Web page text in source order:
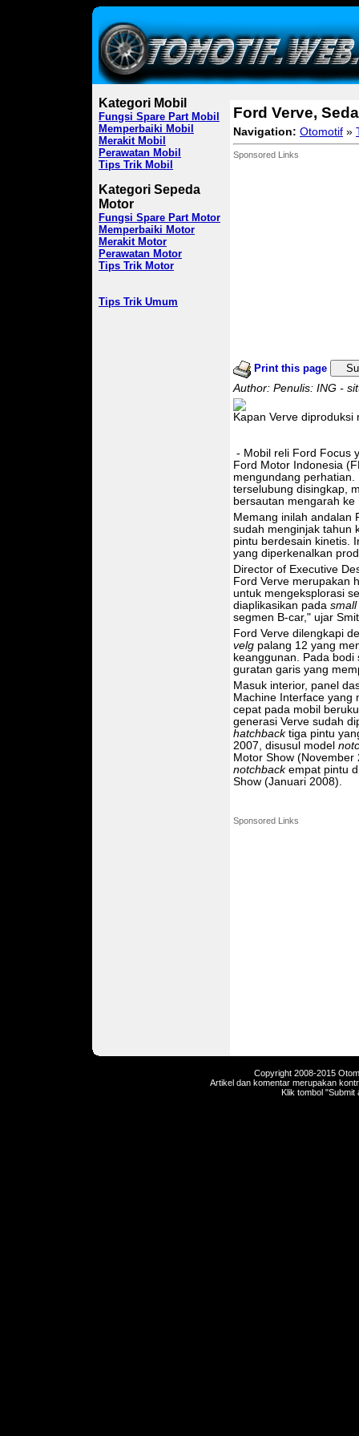
Kategori Mobil
Fungsi Spare Part Mobil
Memperbaiki Mobil
Merakit Mobil
Perawatan Mobil
Tips Trik Mobil
Kategori Sepeda
Motor
Fungsi Spare Part Motor
Memperbaiki Motor
Merakit Motor
Perawatan Motor
Tips Trik Motor
Tips Trik Umum
Ford Verve,
Navigation: Otomotif »
Sponsored Links
Print this page
Author: Penulis: ING -
Kapan Verve diproduksi
- Mobil reli Ford Focus
Ford Motor Indonesia
mengundang
terselubung disingkap,
bersautan mengarah ke
Memang inilah andalan
sudah menginjak tahun
pintu berdesain kinetis.
yang diperkenalkan
Director of Executive
Ford Verve merupakan
untuk mengeksplorasi
diaplikasikan pada small
segmen B-car," ujar
Ford Verve dilengkapi
velg palang 12 yang
keanggunan. Pada
guratan garis yang
Masuk interior, panel
Machine Interface
cepat pada mobil
generasi Verve sudah
hatchback tiga pintu
2007, disusul model
Motor Show
notchback empat pintu
Show (Januari 2008).
Sponsored Links
Copyright 2008-2015
Artikel dan komentar merupakan
Klik tombol